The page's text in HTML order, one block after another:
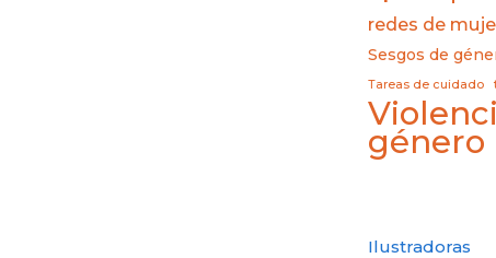
redes de
Sesgos de
Tareas de cuidado
género
Ilustradoras